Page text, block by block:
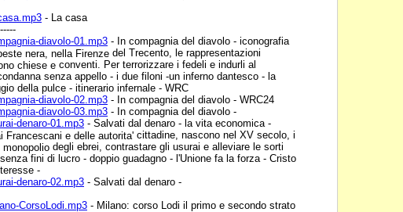
- La casa
diavolo-01.mp3 - In compagnia del diavolo - iconografia
nera, nella Firenze del Trecento, le rappresentazioni
chiese e conventi. Per terrorizzare i fedeli e indurli al
senza appello - i due filoni -un inferno dantesco - la
della pulce - itinerario infernale - WRC
diavolo-02.mp3 - In compagnia del diavolo - WRC24
diavolo-03.mp3 - In compagnia del diavolo -
denaro-01.mp3 - Salvati dal denaro - la vita economica -
Francescani e delle autorita' cittadine, nascono nel XV secolo, i
monopolio degli ebrei, contrastare gli usurai e alleviare le sorti
fini di lucro - doppio guadagno - l'Unione fa la forza - Cristo
-
denaro-02.mp3 - Salvati dal denaro -
CorsoLodi.mp3 - Milano: corso Lodi il primo e secondo strato